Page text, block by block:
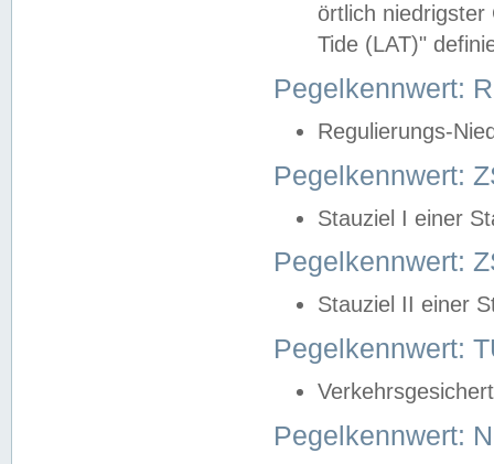
örtlich
Tide (LAT)"
Pegelkennwert:
Regulierungs-
Pegelkennwert:
Stauziel I einer
Pegelkennwert:
Stauziel II einer
Pegelkennwert:
Pegelkennwert: